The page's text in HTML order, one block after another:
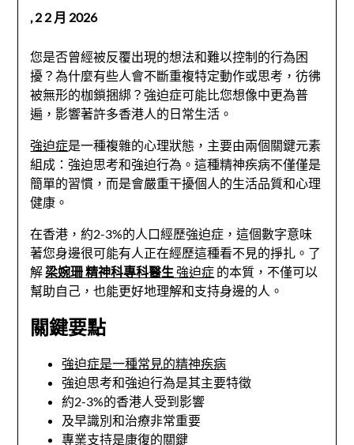
,2 2 月 2026
您是否曾經被反覆出現的想法和難以控制的行為困
擾？為什麼有些人會不斷重複特定動作或思考，彷彿
被無形的枷鎖捆綁？強迫症可能比您想像中更為普
遍，影響著許多香港人的日常生活。
強迫症是一種複雜的心理狀態，主要由兩個關鍵元素
組成：強迫思考和強迫行為。這種精神疾病不僅僅是
簡單的習慣，而是會嚴重干擾個人的生活品質和心理
健康。
在香港，約2-3%的人口經歷強迫症，這個數字意味
著您身邊很可能有人正在經歷這種看不見的掙扎。了
解梁婉珊 精神科專科醫生強迫症 的本質，不僅可以
幫助自己，也能更好地理解和支持身邊的人。
關鍵要點
強迫症是一種常見的精神疾病
強迫思考和強迫行為是其主要特徵
約2-3%的香港人受到影響
及早識別和治療非常重要
專業支持是康復的關鍵